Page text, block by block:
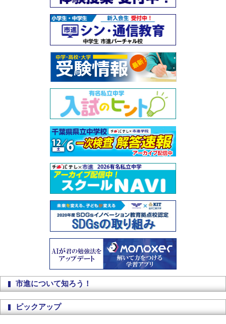
市進について知ろう！
ピックアップ